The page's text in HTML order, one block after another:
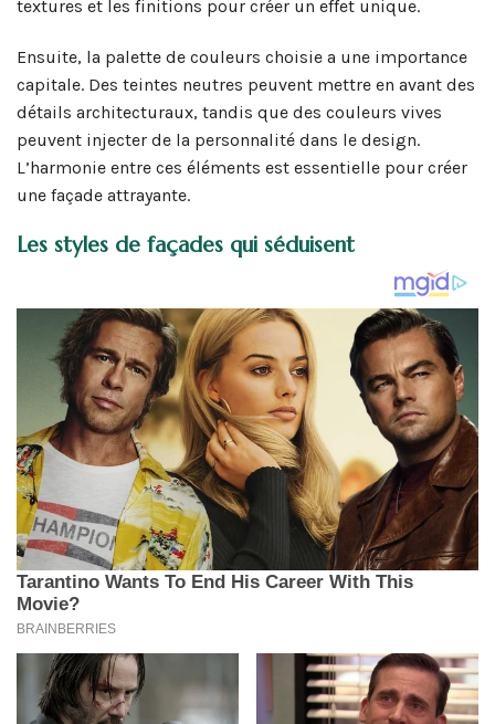
textures et les finitions pour créer un effet unique.
Ensuite, la palette de couleurs choisie a une importance
capitale. Des teintes neutres peuvent mettre en avant des
détails architecturaux, tandis que des couleurs vives
peuvent injecter de la personnalité dans le design.
L’harmonie entre ces éléments est essentielle pour créer
une façade attrayante.
Les styles de façades qui séduisent